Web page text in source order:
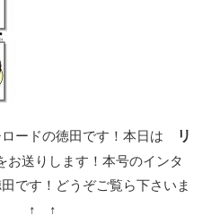
ードの徳田です！本日は
リ
お送りします！本号のインタ
です！どうぞご覧ら下さいま
！ ↑ ↑